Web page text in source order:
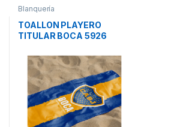
Blanquería
TOALLON PLAYERO
TITULAR BOCA 5926